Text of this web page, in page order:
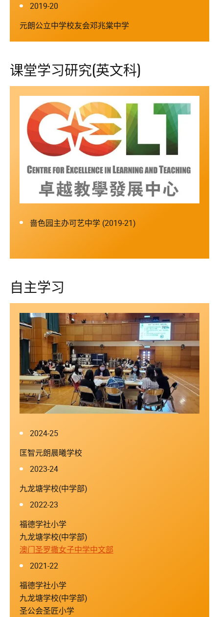
2019-20
元朗公立中学校友会邓兆棠中学
课堂学习研究(英文科)
啬色园主办可艺中学 (2019-21)
自主学习
2024-25
匡智元朗晨曦学校
2023-24
九龙塘学校(中学部)
2022-23
福德学社小学
九龙塘学校(中学部)
澳门圣罗撒女子中学中文部
2021-22
福德学社小学
九龙塘学校(中学部)
圣公会圣匠小学